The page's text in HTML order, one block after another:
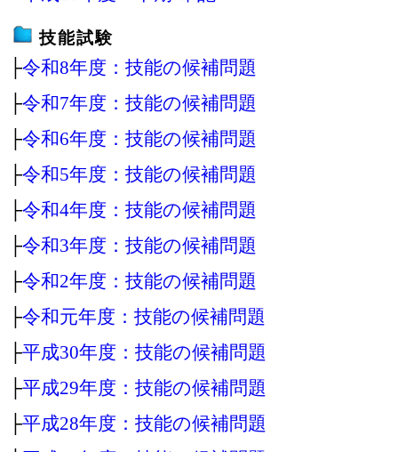
技能試験
├令和8年度：技能の候補問題
├令和7年度：技能の候補問題
├令和6年度：技能の候補問題
├令和5年度：技能の候補問題
├令和4年度：技能の候補問題
├令和3年度：技能の候補問題
├令和2年度：技能の候補問題
├令和元年度：技能の候補問題
├平成30年度：技能の候補問題
├平成29年度：技能の候補問題
├平成28年度：技能の候補問題